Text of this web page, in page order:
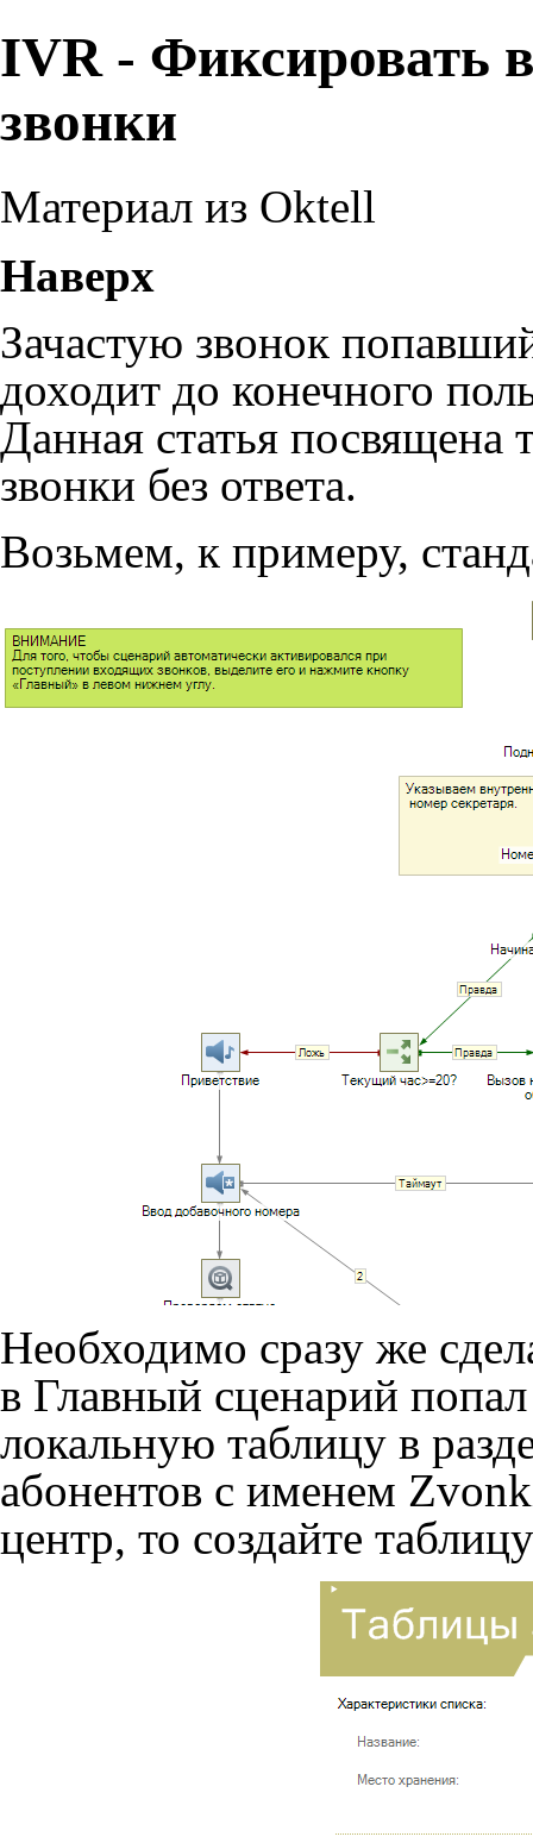
IVR - Фиксировать
звонки
Материал из Oktell
Наверх
Зачастую звонок
доходит до конечного
Данная статья посвящена
звонки без ответа.
Возьмем, к примеру,
Необходимо сразу же
в Главный сценарий
локальную таблицу в
абонентов с именем
центр, то создайте